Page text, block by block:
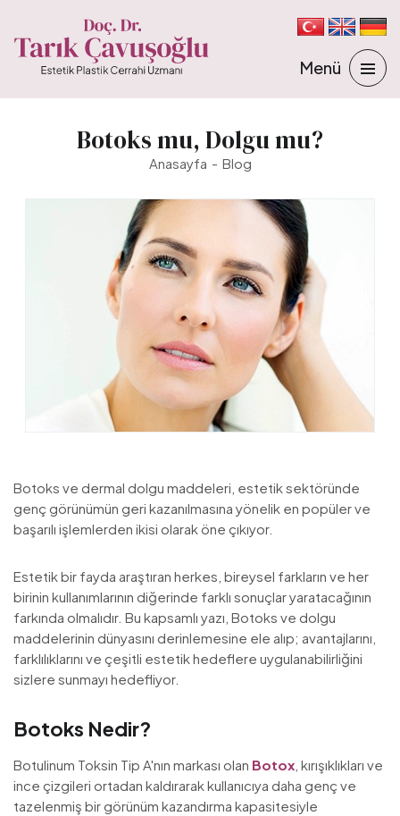
Botoks mu, Dolgu mu?
Anasayfa Blog
Botoks ve dermal dolgu maddeleri, estetik sektöründe
genç görünümün geri kazanılmasına yönelik en popüler ve
başarılı işlemlerden ikisi olarak öne çıkıyor.
Estetik bir fayda araştıran herkes, bireysel farkların ve her
birinin kullanımlarının diğerinde farklı sonuçlar yaratacağının
farkında olmalıdır. Bu kapsamlı yazı, Botoks ve dolgu
maddelerinin dünyasını derinlemesine ele alıp; avantajlarını,
farklılıklarını ve çeşitli estetik hedeflere uygulanabilirliğini
sizlere sunmayı hedefliyor.
Botoks Nedir?
Botulinum Toksin Tip A'nın markası olan Botox , kırışıklıkları ve
ince çizgileri ortadan kaldırarak kullanıcıya daha genç ve
tazelenmiş bir görünüm kazandırma kapasitesiyle